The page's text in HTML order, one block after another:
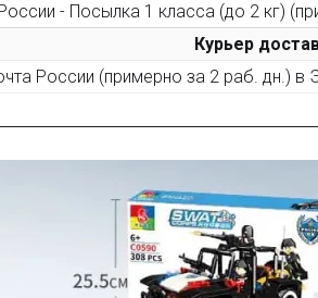
поэтапной сборки купленного
следующего набора (не дороже 10
или 100₽ за отзыв с фото.
(не менее 50 символов) о товаре
и даты заказа в нашем магазине и
- Посылка 1 класса (до 2 кг)
Курьер
России (примерно за 2 раб. дн.) в